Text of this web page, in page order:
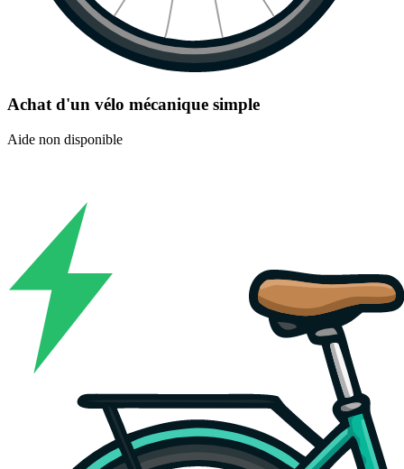
Achat d'un vélo mécanique simple
Aide non disponible